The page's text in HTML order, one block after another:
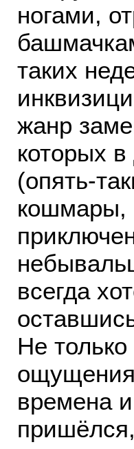
ногами,
таких
жанр
которых
(опять-
кошмары,
всегда
Не
времена